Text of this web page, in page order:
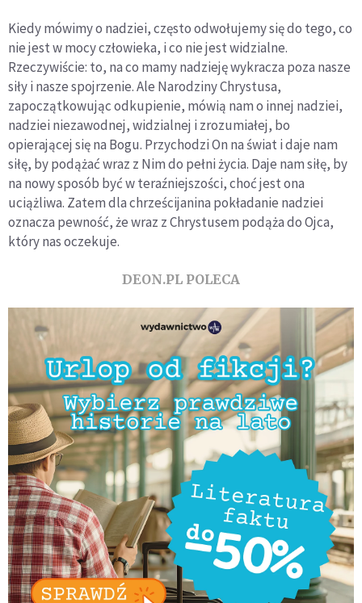
Kiedy mówimy o nadziei, często odwołujemy się do tego, co
nie jest w mocy człowieka, i co nie jest widzialne.
Rzeczywiście: to, na co mamy nadzieję wykracza poza nasze
siły i nasze spojrzenie. Ale Narodziny Chrystusa,
zapoczątkowując odkupienie, mówią nam o innej nadziei,
nadziei niezawodnej, widzialnej i zrozumiałej, bo
opierającej się na Bogu. Przychodzi On na świat i daje nam
siłę, by podążać wraz z Nim do pełni życia. Daje nam siłę, by
na nowy sposób być w teraźniejszości, choć jest ona
uciążliwa. Zatem dla chrześcijanina pokładanie nadziei
oznacza pewność, że wraz z Chrystusem podąża do Ojca,
który nas oczekuje.
DEON.PL POLECA